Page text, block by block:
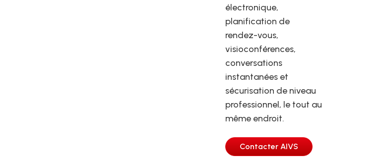
électronique,
planification de
rendez-vous,
visioconférences,
conversations
instantanées et
sécurisation de niveau
professionnel, le tout au
même endroit.
Contacter AIVS